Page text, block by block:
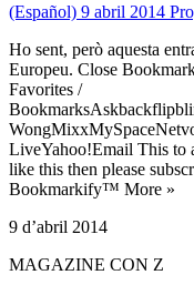
(Español) 9 abril 2014
Ho sent, però aquesta
Europeu. Close
Favorites /
LiveYahoo!Email This
like this then please
Bookmarkify™ More »
9 d’abril 2014
MAGAZINE CON Z